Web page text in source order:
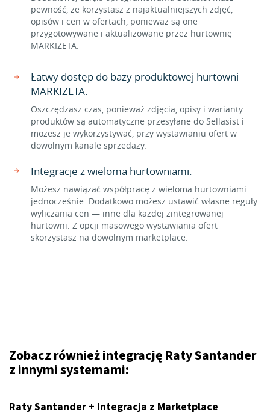
pewność, że korzystasz z najaktualniejszych zdjęć,
opisów i cen w ofertach, ponieważ są one
przygotowywane i aktualizowane przez hurtownię
MARKIZETA.
Łatwy dostęp do bazy produktowej hurtowni
MARKIZETA.
Oszczędzasz czas, ponieważ zdjęcia, opisy i warianty
produktów są automatyczne przesyłane do Sellasist i
możesz je wykorzystywać, przy wystawianiu ofert w
dowolnym kanale sprzedaży.
Integracje z wieloma hurtowniami.
Możesz nawiązać współpracę z wieloma hurtowniami
jednocześnie. Dodatkowo możesz ustawić własne reguły
wyliczania cen — inne dla każdej zintegrowanej
hurtowni. Z opcji masowego wystawiania ofert
skorzystasz na dowolnym marketplace.
Zobacz również integrację Raty Santander
z innymi systemami:
Raty Santander + Integracja z Marketplace